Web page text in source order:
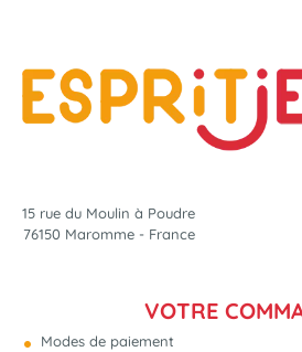
15 rue du Moulin à Poudre
76150 Maromme - France
VOTRE
Modes de paiement